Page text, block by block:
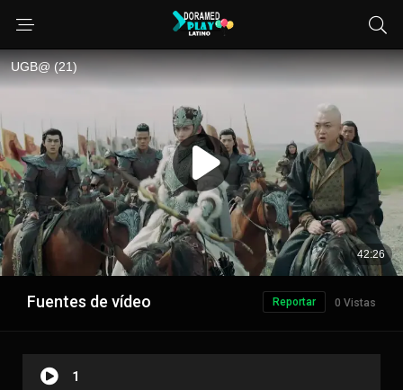
Fuentes de vídeo 0 Vistas
Reportar
1